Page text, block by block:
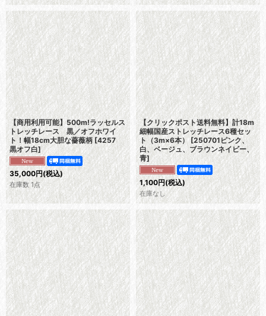
【商用利用可能】500m!ラッセルス
トレッチレース 黒／オフホワイ
ト！幅18cm大胆な薔薇柄 [4257
黒オフ白]
35,000円(税込)
在庫数 1点
【クリックポスト送料無料】計18m
細幅国産ストレッチレース6種セッ
ト（3m×6本） [250701ピンク、
白、ベージュ、ブラウンネイビー、
青]
1,100円(税込)
在庫なし